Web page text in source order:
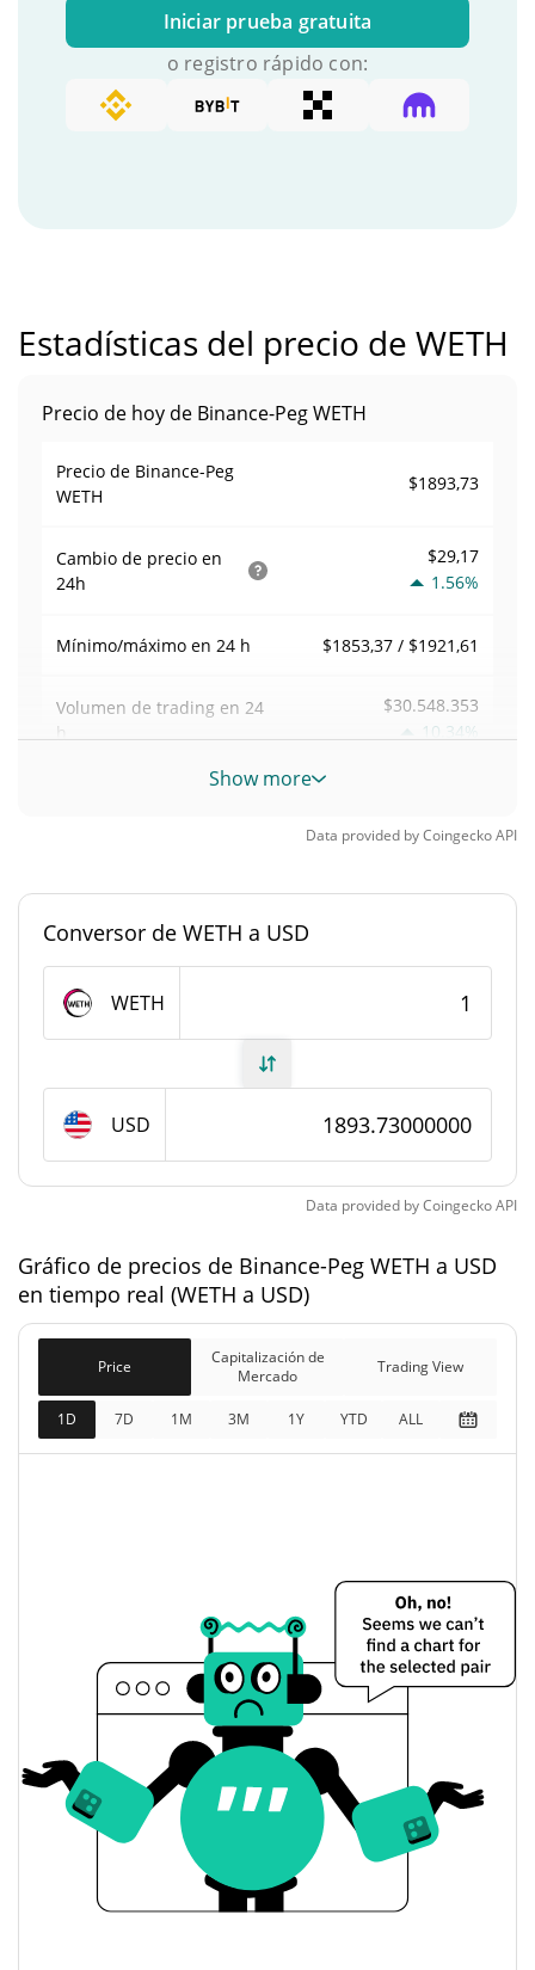
Iniciar prueba gratuita
o registro rápido con:
Estadísticas del precio de WETH
Precio de hoy de Binance-Peg WETH
Precio de Binance-Peg
WETH
$1893,73
Cambio de precio en
24h
$29,17
1.56%
Mínimo/máximo en 24 h $1853,37 / $1921,61
Volumen de trading en 24
h
$30.548.353
10.34%
0,042097307%
Rango en el mercado #0
Suministro circulante 505.000 WETH
Suministro total
0 WETH
Capitalización de mercado de Binance-Peg WETH
Capitalización de
$956.488.990
Capitalización de
mercado
$1.145.892.700
19.17%
$1902,6485 / $1905,5376
Apertura/cierre de ayer $1905,5376 / $1902,6485
Volumen de ayer
Historial de precios de Binance-Peg WETH
Mínimo/máximo en 7 días $1831,5894 / $1924,2158
Show more
Data provided byCoingeckoAPI
Conversor de WETH a USD
WETH
USD
Data provided byCoingeckoAPI
Gráfico de precios de Binance-Peg WETH a USD
en tiempo real (WETH a USD)
Price
Capitalización de
Mercado
Trading View
1D 7D 1M 3M 1Y YTD ALL